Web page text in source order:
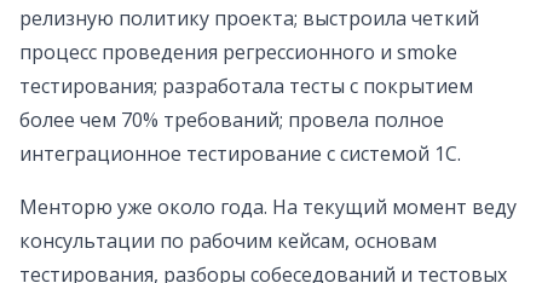
релизную политику проекта; выстроила четкий
процесс проведения регрессионного и smoke
тестирования; разработала тесты с покрытием
более чем 70% требований; провела полное
интеграционное тестирование с системой 1С.
Менторю уже около года. На текущий момент веду
консультации по рабочим кейсам, основам
тестирования, разборы собеседований и тестовых